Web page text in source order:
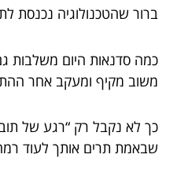
ברור שהטכנולוגיה נכנסת
כמה סדנאות היום משלבות
משוב מקיף ומעקב אחר
כך לא נקבל רק “רגע של
שבאמת תרים אותך לעוד